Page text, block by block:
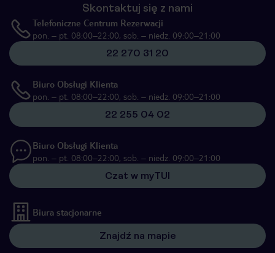
Skontaktuj się z nami
Telefoniczne Centrum Rezerwacji
pon. – pt. 08:00–22:00, sob. – niedz. 09:00–21:00
22 270 31 20
Biuro Obsługi Klienta
pon. – pt. 08:00–22:00, sob. – niedz. 09:00–21:00
22 255 04 02
Biuro Obsługi Klienta
pon. – pt. 08:00–22:00, sob. – niedz. 09:00–21:00
Czat w myTUI
Biura stacjonarne
Znajdź na mapie